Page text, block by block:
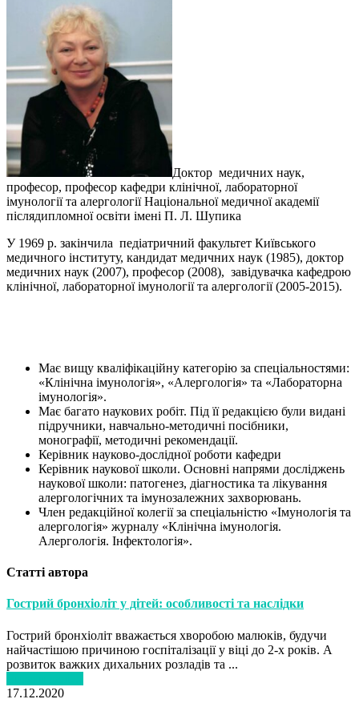
Доктор медичних наук,
професор, професор кафедри клінічної, лабораторної
імунології та алергології Національної медичної академії
післядипломної освіти імені П. Л. Шупика
У 1969 р. закінчила педіатричний факультет Київського
медичного інституту, кандидат медичних наук (1985), доктор
медичних наук (2007), професор (2008), завідувачка кафедрою
клінічної, лабораторної імунології та алергології (2005-2015).
Має вищу кваліфікаційну категорію за спеціальностями:
«Клінічна імунологія», «Алергологія» та «Лабораторна
імунологія».
Має багато наукових робіт. Під її редакцією були видані
підручники, навчально-методичні посібники,
монографії, методичні рекомендації.
Керівник науково-дослідної роботи кафедри
Керівник наукової школи. Основні напрями досліджень
наукової школи: патогенез, діагностика та лікування
алергологічних та імунозалежних захворювань.
Член редакційної колегії за спеціальністю «Імунологія та
алергологія» журналу «Клінічна імунологія.
Алергологія. Інфектологія».
Статті автора
Гострий бронхіоліт у дітей: особливості та наслідки
Гострий бронхіоліт вважається хворобою малюків, будучи
найчастішою причиною госпіталізації у віці до 2-х років. А
розвиток важких дихальних розладів та ...
17.12.2020